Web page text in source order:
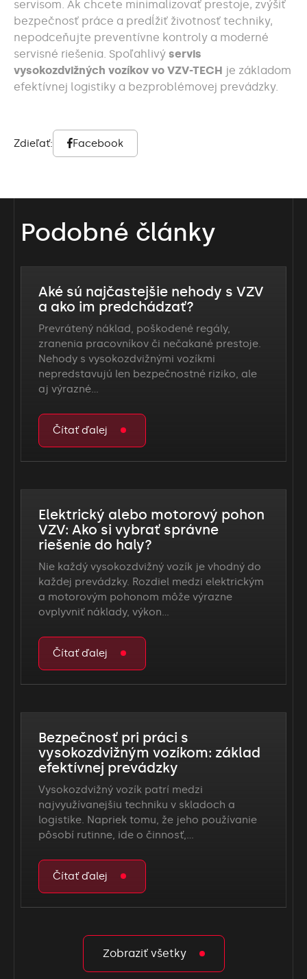
servisom. Ak chcete minimalizovať prestoje, zvýšiť
bezpečnosť práce a predĺžiť životnosť techniky,
nepodceňujte preventívne kontroly a moderné
servisné riešenia. Spoľahlivý servis
vysokozdvižných vozíkov vo VZV-TECH je základom
efektívnej logistiky a bezproblémovej prevádzky.
Zdieľať: Facebook
Podobné články
Aké sú najčastejšie nehody s VZV
a ako im predchádzať?
Prevrátený náklad, poškodené regály,
zranenia pracovníkov či nečakané prestoje.
Nehody s vysokozdvižnými vozíkmi
nepredstavujú len bezpečnostné riziko, ale
aj výrazné…
Čítať ďalej
Elektrický alebo motorový pohon
VZV: Ako si vybrať správne
riešenie do haly?
Nie každý vysokozdvižný vozík je vhodný do
každej prevádzky. Rozdiel medzi elektrickým
a motorovým pohonom môže výrazne
ovplyvniť náklady, výkon…
Čítať ďalej
Bezpečnosť pri práci s
vysokozdvižným vozíkom: základ
efektívnej prevádzky
Vysokozdvižný vozík patrí medzi
najvyužívanejšiu techniku v skladoch a
logistike. Napriek tomu, že jeho používanie
pôsobí rutinne, ide o činnosť,…
Čítať ďalej
Zobraziť všetky